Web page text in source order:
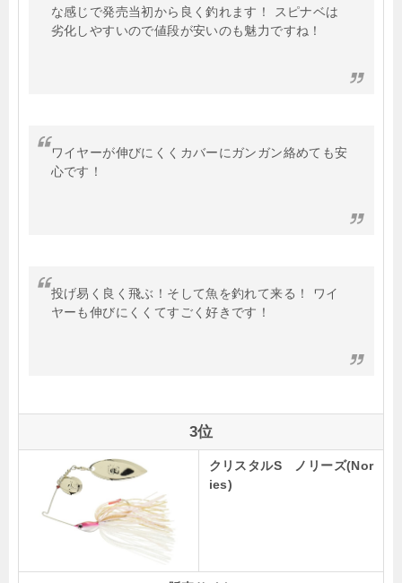
な感じで発売当初から良く釣れます！ スピナベは
劣化しやすいので値段が安いのも魅力ですね！
ワイヤーが伸びにくくカバーにガンガン絡めても安
心です！
投げ易く良く飛ぶ！そして魚を釣れて来る！ ワイ
ヤーも伸びにくくてすごく好きです！
3位
クリスタルS ノリーズ(Nor
ies)